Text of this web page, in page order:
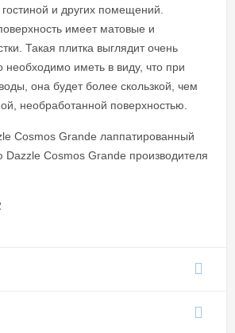
и других помещений.
имеет матовые и
Такая плитка выглядит очень
необходимо иметь в виду, что при
она будет более скользкой, чем
необработанной поверхностью.
Cosmos Grande лаппатированный
Dazzle Cosmos Grande производителя